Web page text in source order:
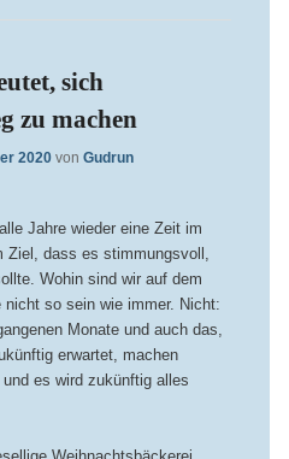
sich
zu machen
2020 von Gudrun
Jahre wieder eine Zeit im
dass es stimmungsvoll,
Wohin sind wir auf dem
so sein wie immer. Nicht:
Monate und auch das,
erwartet, machen
es wird zukünftig alles